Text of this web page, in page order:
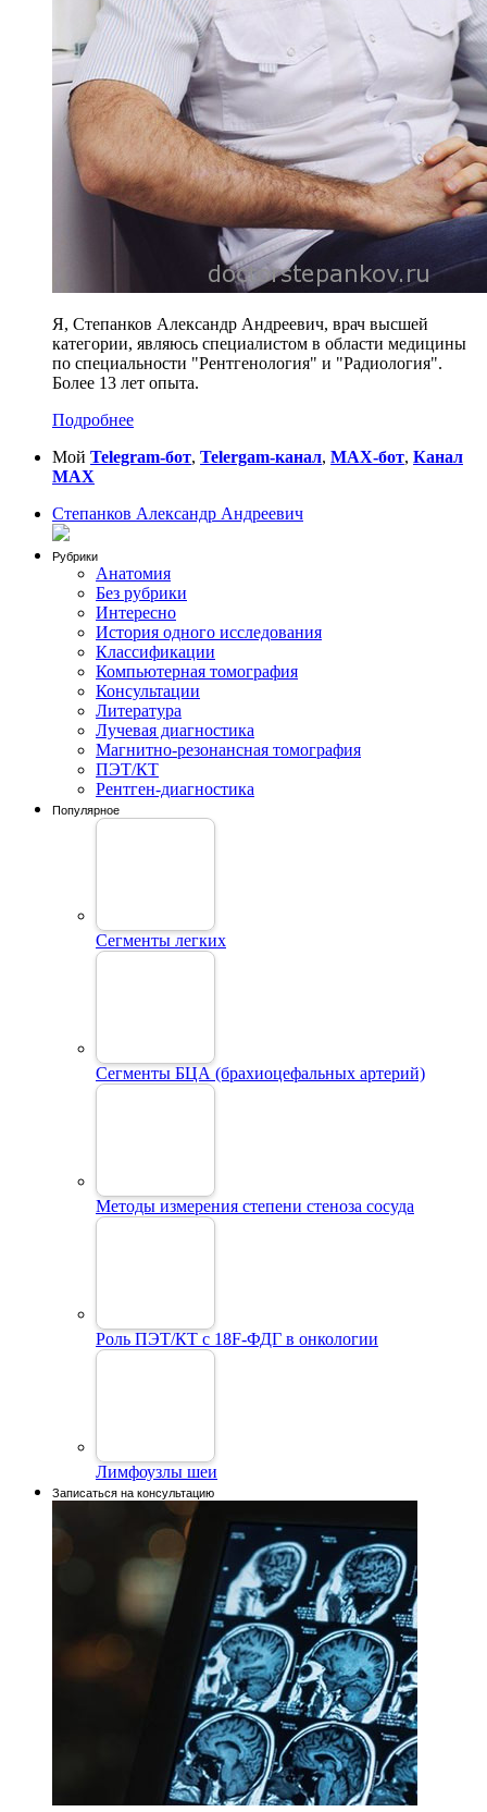
Я, Степанков Александр Андреевич, врач высшей
категории, являюсь специалистом в области медицины
по специальности "Рентгенология" и "Радиология".
Более 13 лет опыта.
Подробнее
Мой Telegram-бот, Telergam-канал, MAX-бот, Канал
MAX
Степанков Александр Андреевич
Рубрики
Анатомия
Без рубрики
Интересно
История одного исследования
Классификации
Компьютерная томография
Консультации
Литература
Лучевая диагностика
Магнитно-резонансная томография
ПЭТ/КТ
Рентген-диагностика
Популярное
Сегменты легких
Сегменты БЦА (брахиоцефальных артерий)
Методы измерения степени стеноза сосуда
Роль ПЭТ/КТ с 18F-ФДГ в онкологии
Лимфоузлы шеи
Записаться на консультацию